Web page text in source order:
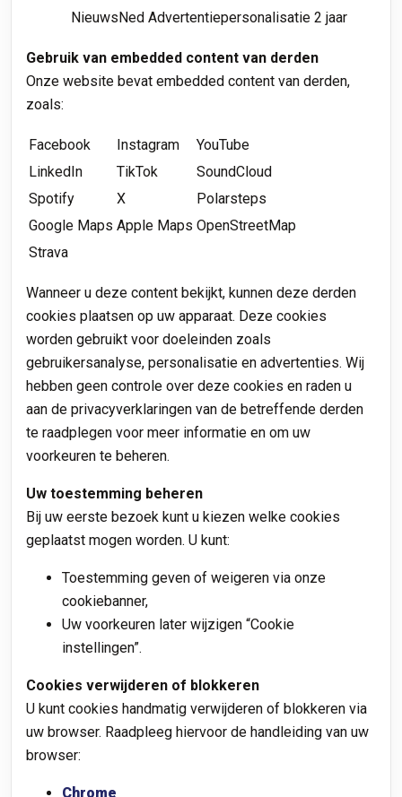
NieuwsNed Advertentiepersonalisatie 2 jaar
Gebruik van embedded content van derden
Onze website bevat embedded content van derden,
zoals:
Facebook Instagram
YouTube
LinkedIn
TikTok
SoundCloud
Spotify
X
Polarsteps
Google Maps Apple Maps OpenStreetMap
Strava
Wanneer u deze content bekijkt, kunnen deze derden
cookies plaatsen op uw apparaat. Deze cookies
worden gebruikt voor doeleinden zoals
gebruikersanalyse, personalisatie en advertenties. Wij
hebben geen controle over deze cookies en raden u
aan de privacyverklaringen van de betreffende derden
te raadplegen voor meer informatie en om uw
voorkeuren te beheren.
Uw toestemming beheren
Bij uw eerste bezoek kunt u kiezen welke cookies
geplaatst mogen worden. U kunt:
Toestemming geven of weigeren via onze
cookiebanner,
Uw voorkeuren later wijzigen “Cookie
instellingen”.
Cookies verwijderen of blokkeren
U kunt cookies handmatig verwijderen of blokkeren via
uw browser. Raadpleeg hiervoor de handleiding van uw
browser:
Chrome